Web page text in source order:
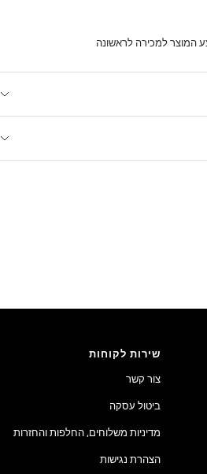
המוצר למכירה לראשונה
שירות לקוחות
צור קשר
ביטול עסקה
מדיניות משלוחים, החלפות והחזרות
הצהרת נגישות